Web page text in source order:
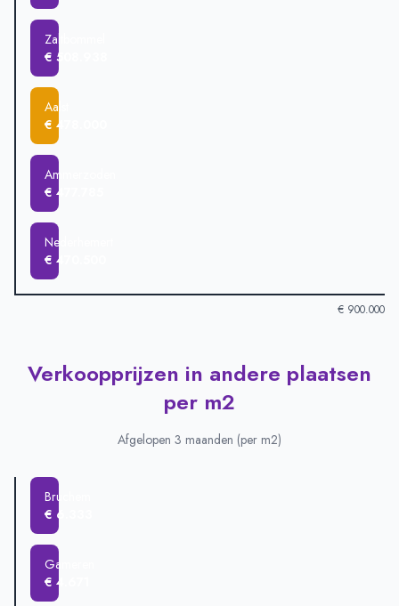
Zaltbommel
€ 508.938
Aalst
€ 478.000
Ammerzoden
€ 477.785
Nederhemert
€ 470.500
€ 900.000
Verkoopprijzen in andere plaatsen-Afgelopen 3 maanden
Plaats
Gemiddelde verkoopprijs
€ 855.000
€ 550.775
Zaltbommel
Ammerzoden
Nederhemert
Verkoopprijzen in andere plaatsen
per m2
Afgelopen 3 maanden (per m2)
Bruchem
€ 6.333
Gameren
€ 4.671